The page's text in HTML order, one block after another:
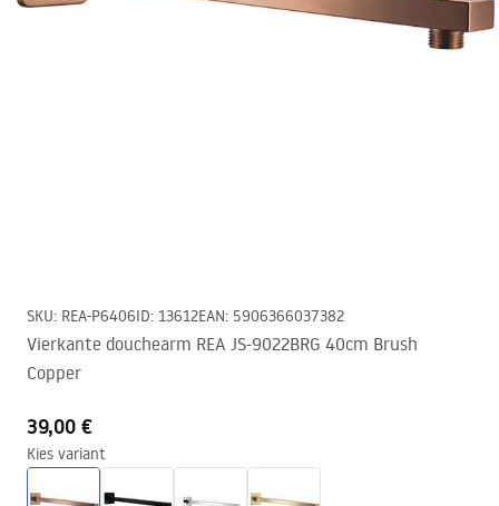
SKU: REA-P6406ID: 13612EAN: 5906366037382
Vierkante douchearm REA JS-9022BRG 40cm Brush
Copper
39,00 €
Kies variant